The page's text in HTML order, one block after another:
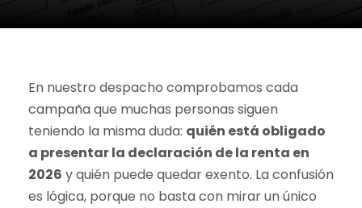
En nuestro despacho comprobamos cada
campaña que muchas personas siguen
teniendo la misma duda: quién está obligado
a presentar la declaración de la renta en
2026 y quién puede quedar exento. La confusión
es lógica, porque no basta con mirar un único